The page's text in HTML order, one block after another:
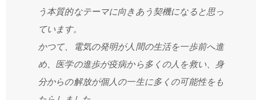
う本質的なテーマに向きあう契機になると思っ
ています。
かつて、電気の発明が人間の生活を一歩前へ進
め、医学の進歩が疫病から多くの人を救い、身
分からの解放が個人の一生に多くの可能性をも